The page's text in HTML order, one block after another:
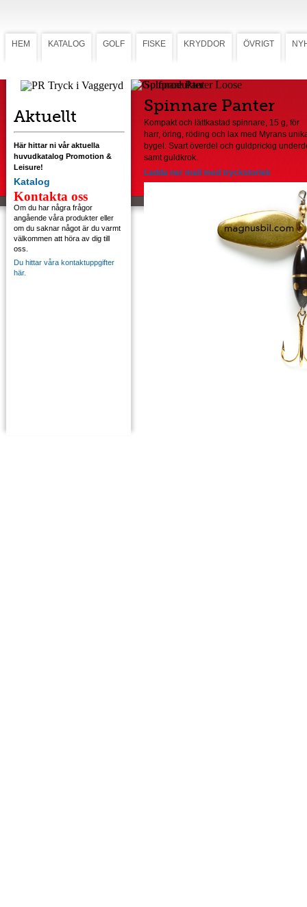
HEM KATALOG GOLF FISKE KRYDDOR ÖVRIGT
Aktuellt
Här hittar ni vår aktuella
huvudkatalog Promotion &
Leisure!
Katalog
Kontakta oss
Om du har några frågor
angående våra produkter eller
om du saknar något är du varmt
välkommen att höra av dig till
oss.
Du hittar våra kontaktuppgifter
här.
Spinnare Panter Loose
Spinnare Panter
Kompakt och lättkastad spinnare, 15 g, för
harr, öring, röding och lax med Myrans
bygel. Svart överdel och guldprickig
samt guldkrok.
Ladda ner mall med tryckstorlek